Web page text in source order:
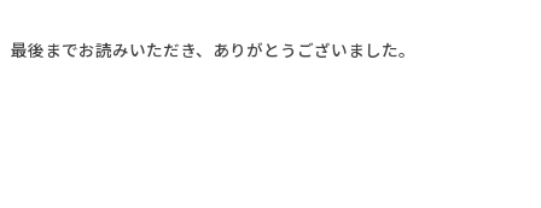
最後までお読みいただき、ありがとうございました。